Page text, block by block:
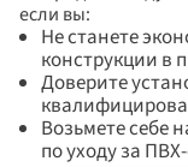
если вы:
Не станете
конструкции в
Доверите
Возьмете себе
по уходу за